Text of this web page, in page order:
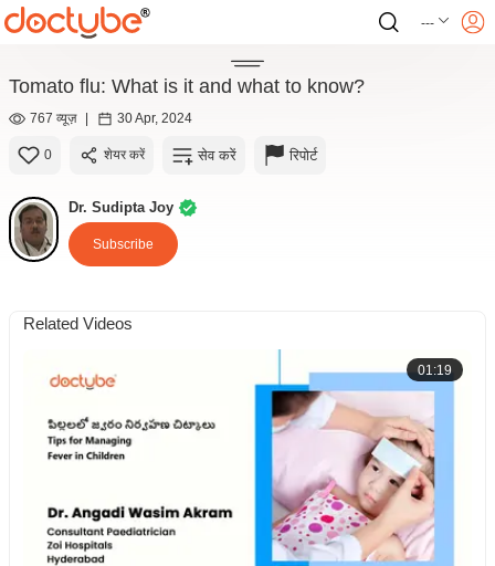
---
Tomato flu: What is it and what to know?
767 व्यूज़ | 30 Apr, 2024
0 शेयर करें सेव करें रिपोर्ट
Dr. Sudipta Joy
Subscribe
Related Videos
01:19